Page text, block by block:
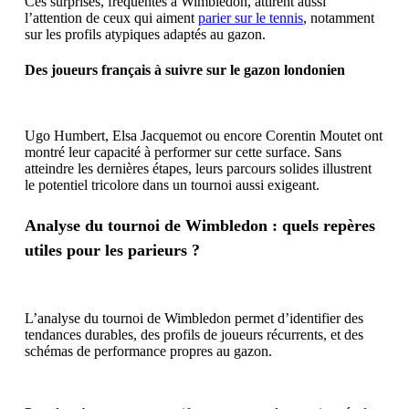
l’attention de ceux qui aiment parier sur le tennis, notamment
sur les profils atypiques adaptés au gazon.
Des joueurs français à suivre sur le gazon londonien
Ugo Humbert, Elsa Jacquemot ou encore Corentin Moutet ont
montré leur capacité à performer sur cette surface. Sans
atteindre les dernières étapes, leurs parcours solides illustrent
le potentiel tricolore dans un tournoi aussi exigeant.
Analyse du tournoi de Wimbledon : quels repères
utiles pour les parieurs ?
L’analyse du tournoi de Wimbledon permet d’identifier des
tendances durables, des profils de joueurs récurrents, et des
schémas de performance propres au gazon.